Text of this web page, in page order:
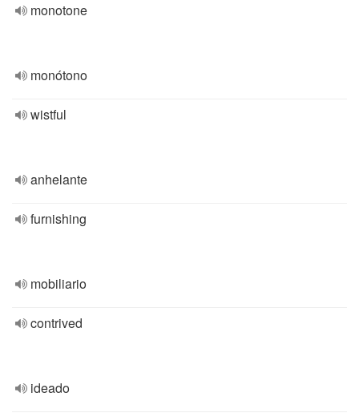
monotone
monótono
wistful
anhelante
furnishing
mobiliario
contrived
ideado